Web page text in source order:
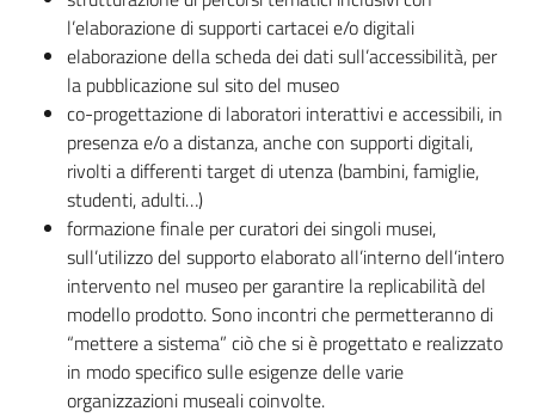
l’elaborazione di supporti cartacei e/o digitali
elaborazione della scheda dei dati sull’accessibilità, per
la pubblicazione sul sito del museo
co-progettazione di laboratori interattivi e accessibili, in
presenza e/o a distanza, anche con supporti digitali,
rivolti a differenti target di utenza (bambini, famiglie,
studenti, adulti…)
formazione finale per curatori dei singoli musei,
sull’utilizzo del supporto elaborato all’interno dell’intero
intervento nel museo per garantire la replicabilità del
modello prodotto. Sono incontri che permetteranno di
“mettere a sistema” ciò che si è progettato e realizzato
in modo specifico sulle esigenze delle varie
organizzazioni museali coinvolte.